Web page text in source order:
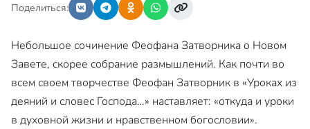
Поделиться:
Небольшое сочинение Феофана Затворника о Новом
Завете, скорее собрание размышлений. Как почти во
всем своем творчестве Феофан Затворник в «Уроках из
деяний и словес Господа…» наставляет: «откуда и уроки
в духовной жизни и нравственном богословии».